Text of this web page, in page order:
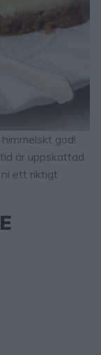
god!
är uppskattad
ett riktigt